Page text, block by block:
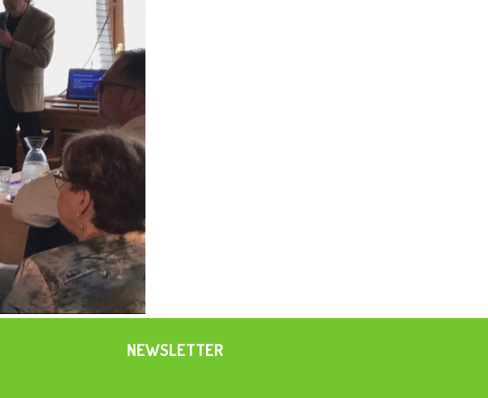
NEWSLETTER